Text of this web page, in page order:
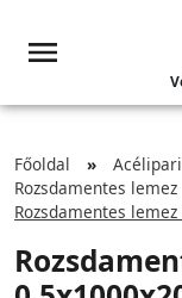
Főoldal
Rozsdamentes lemez
Rozsdamentes